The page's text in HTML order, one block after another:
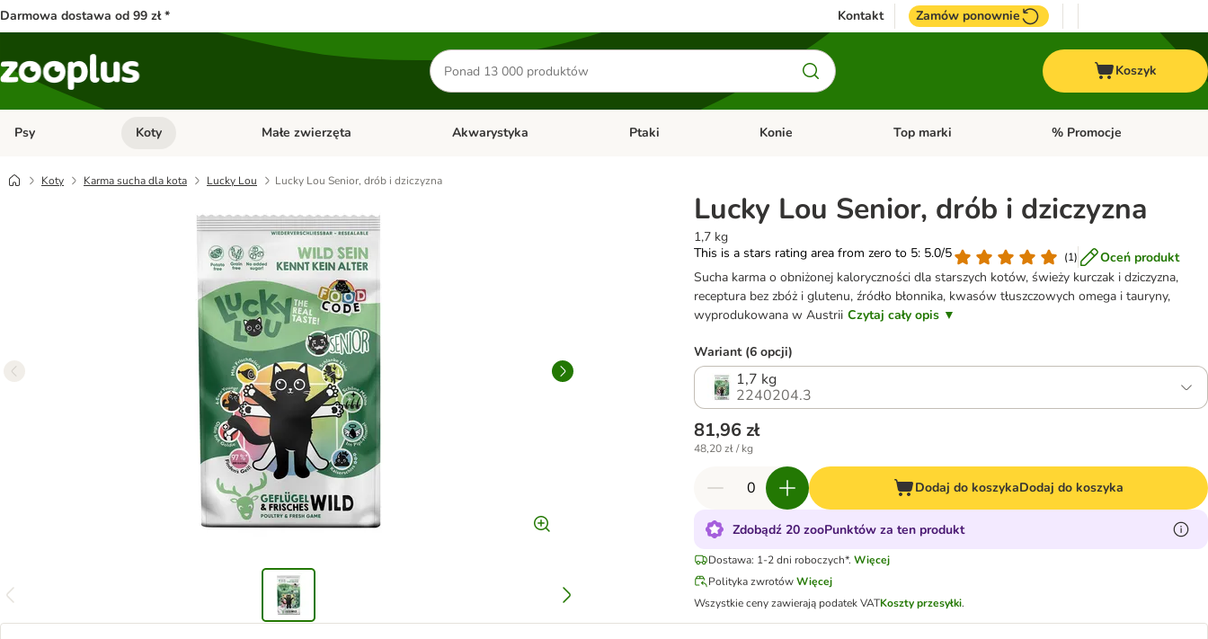
Darmowa dostawa od 99 zł * Kontakt Zamów ponownie
Szukaj
produktów
Koszyk
Psy Otwórz menu kategorii: Psy
Koty Otwórz menu kategorii: Koty
Małe zwierzęta Otwórz menu kategorii: Małe zwierzęta
Akwarystyka Otwórz menu kategorii: Akwarystyka
Ptaki Otwórz menu kategorii: Ptaki
Konie Otwórz menu kategorii: Konie
Top marki Otwórz menu kategorii: Top
% Promocje
Koty Karma sucha dla kota Lucky Lou Lucky Lou Senior, drób i dziczyzna
Lucky Lou Senior, drób i dziczyzna
1,7 kg
This is a stars rating area from zero to 5: 5.0/5
(1)
Oceń produkt
Sucha karma o obniżonej kaloryczności dla starszych kotów, świeży kurczak i dziczyzna,
receptura bez zbóż i glutenu, źródło błonnika, kwasów tłuszczowych omega i tauryny,
wyprodukowana w Austrii Czytaj cały opis ▼
Wariant (6 opcji)
1,7 kg
2240204.3
81,96 zł
48,20 zł / kg
Dodaj do koszykaDodaj do koszyka
Zdobądź 20 zooPunktów za ten produkt
Dostawa: 1-2 dni roboczych*. Więcej
Polityka zwrotów Więcej
Wszystkie ceny zawierają podatek VATKoszty przesyłki.